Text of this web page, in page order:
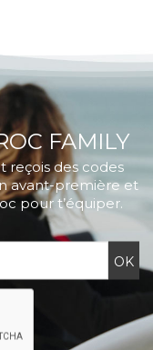
FAMILY
des codes
avant-première et
pour t’équiper.